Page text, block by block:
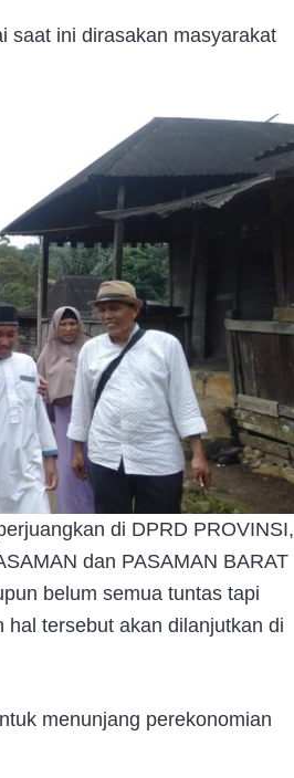
saat ini dirasakan masyarakat
di DPRD PROVINSI,
dan PASAMAN BARAT
belum semua tuntas tapi
tersebut akan dilanjutkan di
menunjang perekonomian